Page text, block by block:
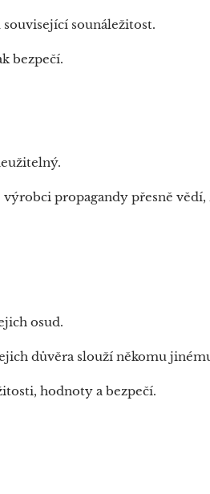
sounáležitost.
bezpečí.
propagandy přesně vědí,
osud.
důvěra slouží někomu
hodnoty a bezpečí.